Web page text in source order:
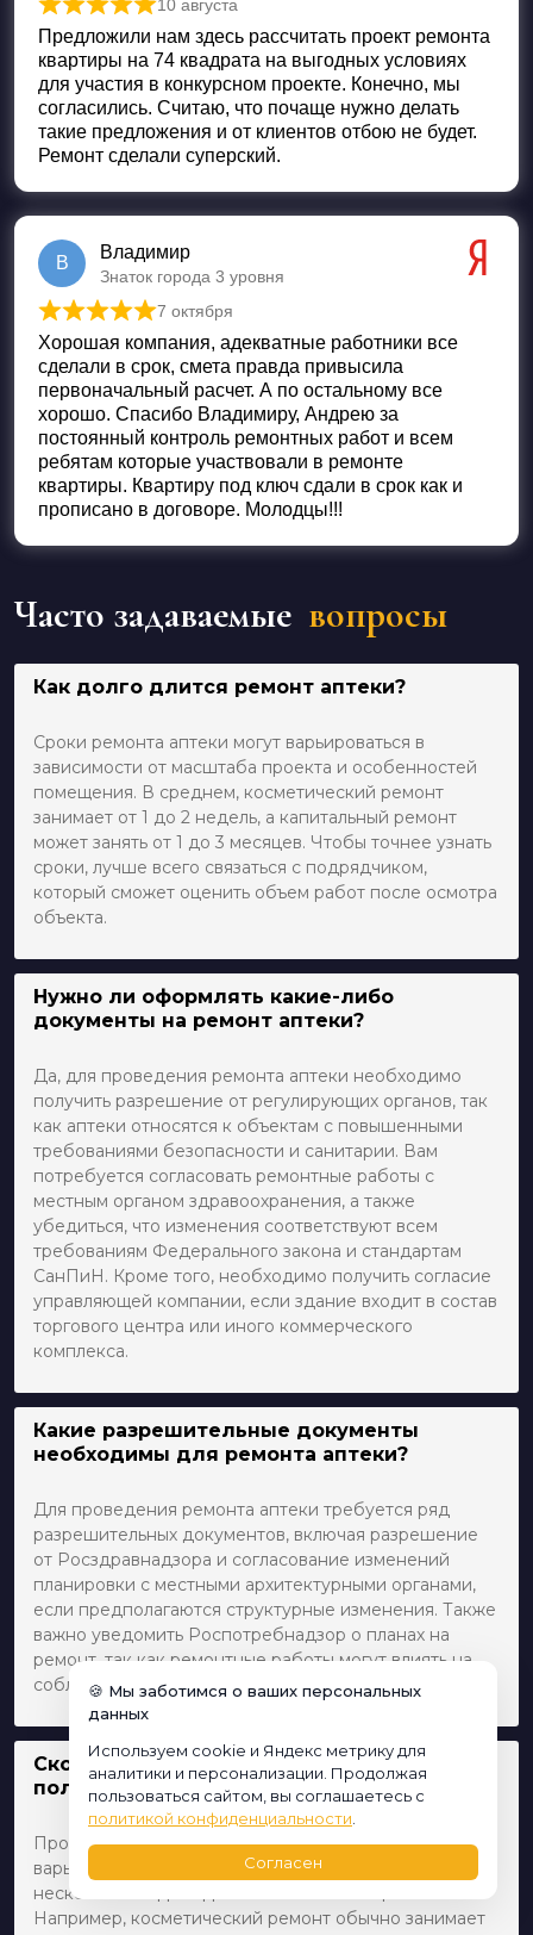
Оценка5 из 5
10 августа
Предложили нам здесь рассчитать проект ремонта
квартиры на 74 квадрата на выгодных условиях
для участия в конкурсном проекте. Конечно, мы
согласились. Считаю, что почаще нужно делать
такие предложения и от клиентов отбою не будет.
Ремонт сделали суперский.
В
Владимир
Знаток города 3 уровня
Оценка 5из 5
7 октября
Хорошая компания, адекватные работники все
сделали в срок, смета правда привысила
первоначальный расчет. А по остальному все
хорошо. Спасибо Владимиру, Андрею за
постоянный контроль ремонтных работ и всем
ребятам которые участвовали в ремонте
квартиры. Квартиру под ключ сдали в срок как и
прописано в договоре. Молодцы!!!
Часто задаваемые вопросы
Как долго длится ремонт аптеки?
Сроки ремонта аптеки могут варьироваться в
зависимости от масштаба проекта и особенностей
помещения. В среднем, косметический ремонт
занимает от 1 до 2 недель, а капитальный ремонт
может занять от 1 до 3 месяцев. Чтобы точнее узнать
сроки, лучше всего связаться с подрядчиком,
который сможет оценить объем работ после осмотра
объекта.
Нужно ли оформлять какие-либо
документы на ремонт аптеки?
Да, для проведения ремонта аптеки необходимо
получить разрешение от регулирующих органов, так
как аптеки относятся к объектам с повышенными
требованиями безопасности и санитарии. Вам
потребуется согласовать ремонтные работы с
местным органом здравоохранения, а также
убедиться, что изменения соответствуют всем
требованиям Федерального закона и стандартам
СанПиН. Кроме того, необходимо получить согласие
управляющей компании, если здание входит в состав
торгового центра или иного коммерческого
комплекса.
Какие разрешительные документы
необходимы для ремонта аптеки?
Для проведения ремонта аптеки требуется ряд
разрешительных документов, включая разрешение
от Росздравнадзора и согласование изменений
планировки с местными архитектурными органами,
если предполагаются структурные изменения. Также
важно уведомить Роспотребнадзор о планах на
ремонт, так как ремонтные работы могут влиять на
соблюдение условий лицензирования аптеки.
Сколько времени обычно занимает
полный ремонт аптеки?
Продолжительность ремонта аптеки может
варьироваться в зависимости от масштаба работ: от
нескольких недель до нескольких месяцев.
Например, косметический ремонт обычно занимает
🍪 Мы заботимся о ваших персональных
данных
Используем cookie и Яндекс метрику для
аналитики и персонализации. Продолжая
пользоваться сайтом, вы соглашаетесь с
политикой конфиденциальности
Согласен